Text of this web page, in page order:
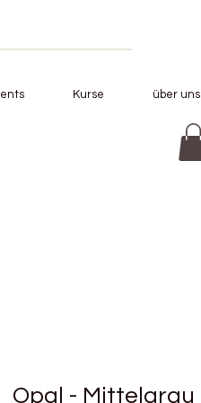
Kurse über uns
Opal - Mittelgrau